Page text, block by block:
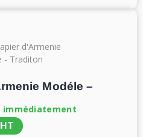
Modéle –
immédiatement
HT